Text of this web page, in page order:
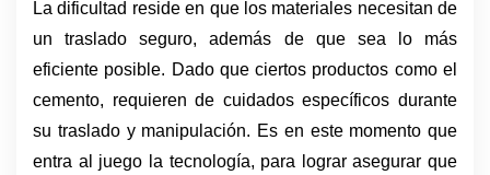
La dificultad reside en que los materiales necesitan de
un traslado seguro, además de que sea lo más
eficiente posible. Dado que ciertos productos como el
cemento, requieren de cuidados específicos durante
su traslado y manipulación. Es en este momento que
entra al juego la tecnología, para lograr asegurar que